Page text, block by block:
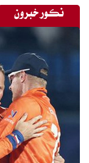
نڪور خبرون